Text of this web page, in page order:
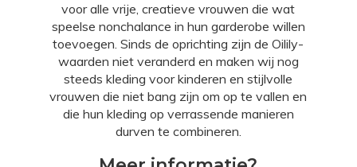
voor alle vrije, creatieve vrouwen die wat
speelse nonchalance in hun garderobe willen
toevoegen. Sinds de oprichting zijn de Oilily-
waarden niet veranderd en maken wij nog
steeds kleding voor kinderen en stijlvolle
vrouwen die niet bang zijn om op te vallen en
die hun kleding op verrassende manieren
durven te combineren.